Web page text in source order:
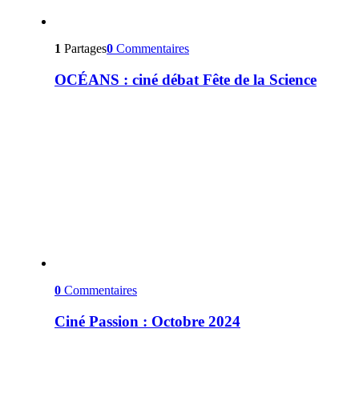
1 Partages0 Commentaires
OCÉANS : ciné débat Fête de la Science
0 Commentaires
Ciné Passion : Octobre 2024